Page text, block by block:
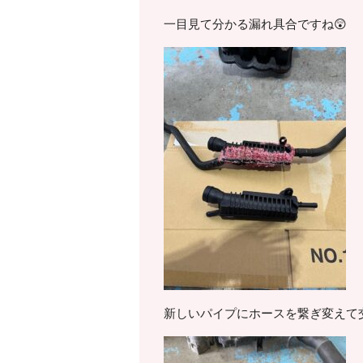
一目見て分かる漏れ具合ですね😲
新しいパイプにホースを繋ぎ変えて